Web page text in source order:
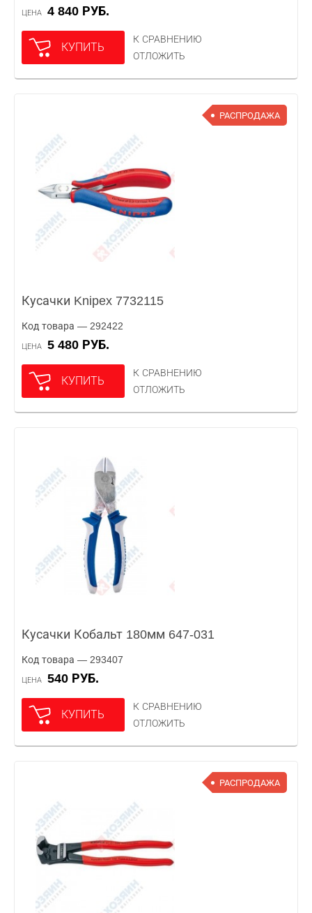
ЦЕНА 4 840 РУБ.
КУПИТЬ
К СРАВНЕНИЮ
ОТЛОЖИТЬ
РАСПРОДАЖА
Кусачки Knipex 7732115
Код товара — 292422
ЦЕНА 5 480 РУБ.
КУПИТЬ
К СРАВНЕНИЮ
ОТЛОЖИТЬ
Кусачки Кобальт 180мм 647-031
Код товара — 293407
ЦЕНА 540 РУБ.
КУПИТЬ
К СРАВНЕНИЮ
ОТЛОЖИТЬ
РАСПРОДАЖА